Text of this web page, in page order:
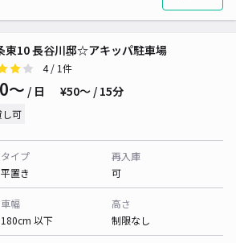
東10 長谷川邸☆アキッパ駐車場
4/ 1件
〜 / 日 ¥50〜 / 15分
し可
タイプ
平置き
再入庫
可
車幅
180cm 以下
高さ
制限なし